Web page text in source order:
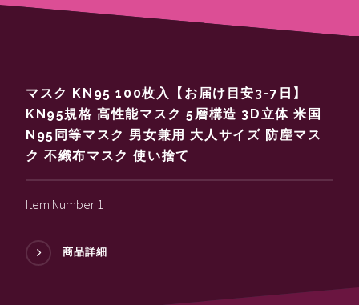
マスク KN95 100枚入【お届け目安3-7日】
KN95規格 高性能マスク 5層構造 3D立体 米国
N95同等マスク 男女兼用 大人サイズ 防塵マス
ク 不織布マスク 使い捨て
Item Number 1
商品詳細